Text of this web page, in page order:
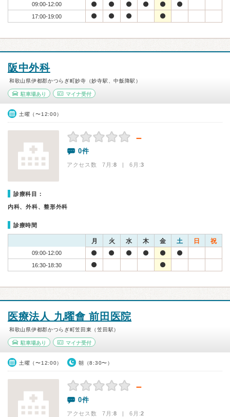
09:00-12:00
17:00-19:00
阪中外科
和歌山県伊都郡かつらぎ町妙寺（妙寺駅、中飯降駅）
駐車場あり マイナ受付
土曜（〜12:00）
－
0件
アクセス数 7月:8 | 6月:3
診療科目：
内科、外科、整形外科
診療時間
月 火 水 木 金 土 日 祝
09:00-12:00
16:30-18:30
医療法人 九曜會 前田医院
和歌山県伊都郡かつらぎ町笠田東（笠田駅）
駐車場あり マイナ受付
土曜（〜12:00） 朝（8:30〜）
－
0件
アクセス数 7月:8 | 6月:2